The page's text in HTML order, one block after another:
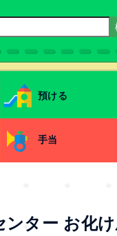
預ける
手当
ンター お化